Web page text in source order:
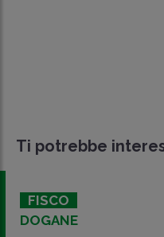
Ti potrebbe
FISCO
DOGANE